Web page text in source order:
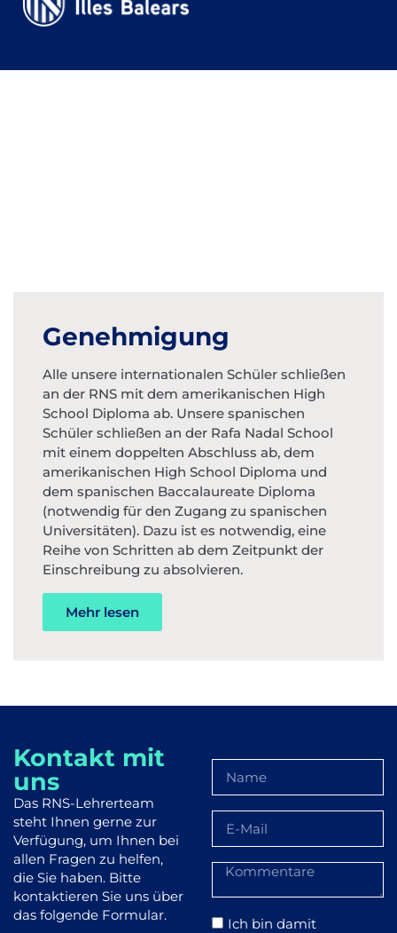
Genehmigung
Alle unsere internationalen Schüler schließen
an der RNS mit dem amerikanischen High
School Diploma ab. Unsere spanischen
Schüler schließen an der Rafa Nadal School
mit einem doppelten Abschluss ab, dem
amerikanischen High School Diploma und
dem spanischen Baccalaureate Diploma
(notwendig für den Zugang zu spanischen
Universitäten). Dazu ist es notwendig, eine
Reihe von Schritten ab dem Zeitpunkt der
Einschreibung zu absolvieren.
Mehr lesen
Kontakt mit
uns
Das RNS-Lehrerteam
steht Ihnen gerne zur
Verfügung, um Ihnen bei
allen Fragen zu helfen,
die Sie haben. Bitte
kontaktieren Sie uns über
das folgende Formular.
Ich bin damit